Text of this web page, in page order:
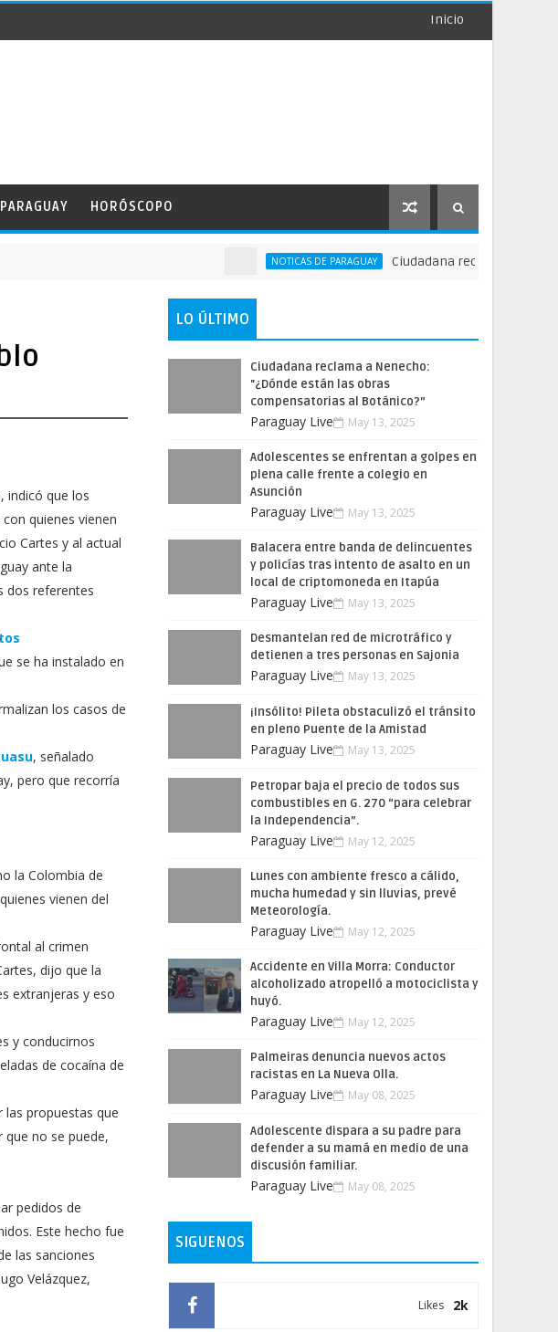
Inicio
HORÓSCOPO
NOTICAS DE PARAGUAY Ciudadana reclama a Nenecho:
indicó que los
quienes vienen
Cartes y al actual
ante la
dos referentes
se ha instalado en
los casos de
, señalado
pero que recorría
la Colombia de
vienen del
al crimen
dijo que la
extranjeras y eso
y conducirnos
de cocaína de
las propuestas que
que no se puede,
pedidos de
Este hecho fue
las sanciones
Velázquez,
LO ÚLTIMO
Ciudadana reclama a Nenecho:
"¿Dónde están las obras
compensatorias al Botánico?”
Paraguay Live May 13, 2025
Adolescentes se enfrentan a golpes en
plena calle frente a colegio en
Asunción
Paraguay Live May 13, 2025
Balacera entre banda de delincuentes
y policías tras intento de asalto en un
local de criptomoneda en Itapúa
Paraguay Live May 13, 2025
Desmantelan red de microtráfico y
detienen a tres personas en Sajonia
Paraguay Live May 13, 2025
¡Insólito! Pileta obstaculizó el tránsito
en pleno Puente de la Amistad
Paraguay Live May 13, 2025
Petropar baja el precio de todos sus
combustibles en G. 270 “para celebrar
la Independencia”.
Paraguay Live May 12, 2025
Lunes con ambiente fresco a cálido,
mucha humedad y sin lluvias, prevé
Meteorología.
Paraguay Live May 12, 2025
Accidente en Villa Morra: Conductor
alcoholizado atropelló a motociclista y
huyó.
Paraguay Live May 12, 2025
Palmeiras denuncia nuevos actos
racistas en La Nueva Olla.
Paraguay Live May 08, 2025
Adolescente dispara a su padre para
defender a su mamá en medio de una
discusión familiar.
Paraguay Live May 08, 2025
SIGUENOS
2k
Likes